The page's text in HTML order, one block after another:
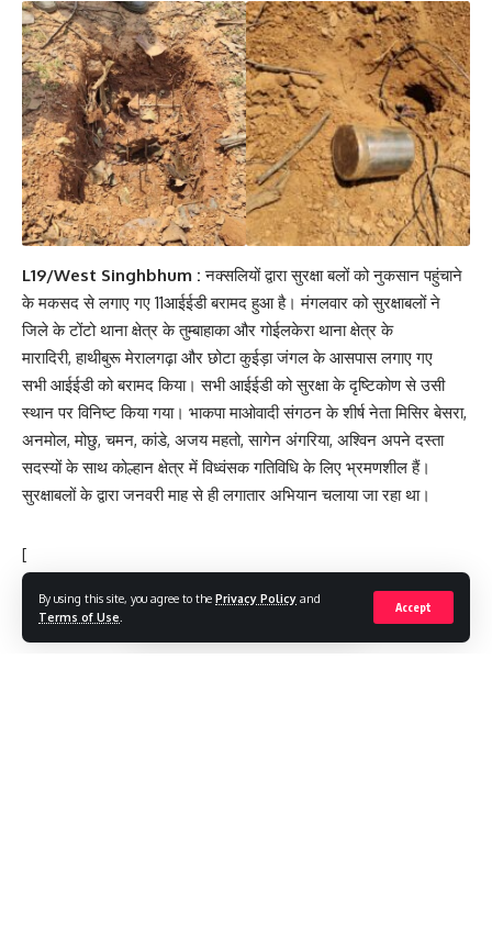
By using this site, you agree to the Privacy Policy and
Terms of Use
Accept
L19/West Singhbhum :नक्सलियों द्वारा सुरक्षा बलों को नुकसान पहुंचाने
के मकसद से लगाए गए 11आईईडी बरामद हुआ है। मंगलवार को सुरक्षाबलों ने
जिले के टोंटो थाना क्षेत्र के तुम्बाहाका और गोईलकेरा थाना क्षेत्र के
मारादिरी, हाथीबुरू मेरालगढ़ा और छोटा कुईड़ा जंगल के आसपास लगाए गए
सभी आईईडी को बरामद किया। सभी आईईडी को सुरक्षा के दृष्टिकोण से उसी
स्थान पर विनिष्ट किया गया। भाकपा माओवादी संगठन के शीर्ष नेता मिसिर बेसरा,
अनमोल, मोछु, चमन, कांडे, अजय महतो, सागेन अंगरिया, अश्विन अपने दस्ता
सदस्यों के साथ कोल्हान क्षेत्र में विध्वंसक गतिविधि के लिए भ्रमणशील हैं।
सुरक्षाबलों के द्वारा जनवरी माह से ही लगातार अभियान चलाया जा रहा था।
[